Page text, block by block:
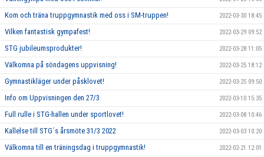
Kom och träna truppgymnastik med oss i SM-truppen! 2022-03-30 18:45
Vilken fantastisk gympafest! 2022-03-29 09:52
STG jubileumsprodukter! 2022-03-28 11:05
Välkomna på söndagens uppvisning! 2022-03-25 18:12
Gymnastikläger under påsklovet! 2022-03-25 09:50
Info om Uppvisningen den 27/3 2022-03-10 15:35
Full rulle i STG-hallen under sportlovet! 2022-03-08 10:46
Kallelse till STG´s årsmöte 31/3 2022 2022-03-03 10:20
Välkomna till en träningsdag i truppgymnastik! 2022-02-21 12:01